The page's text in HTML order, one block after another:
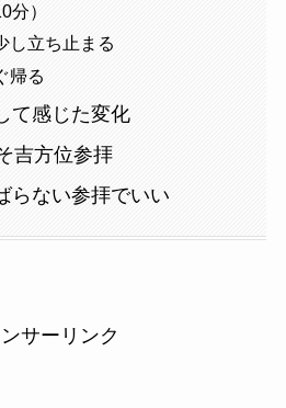
）
立ち止まる
帰る
て感じた変化
吉方位参拝
らない参拝でいい
サーリンク